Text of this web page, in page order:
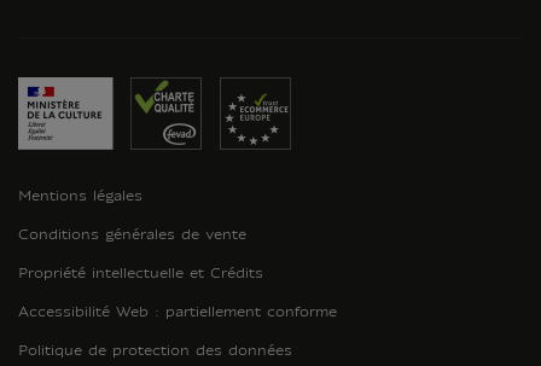
Mentions légales
Conditions générales de vente
Propriété intellectuelle et Crédits
Accessibilité Web : partiellement conforme
Politique de protection des données